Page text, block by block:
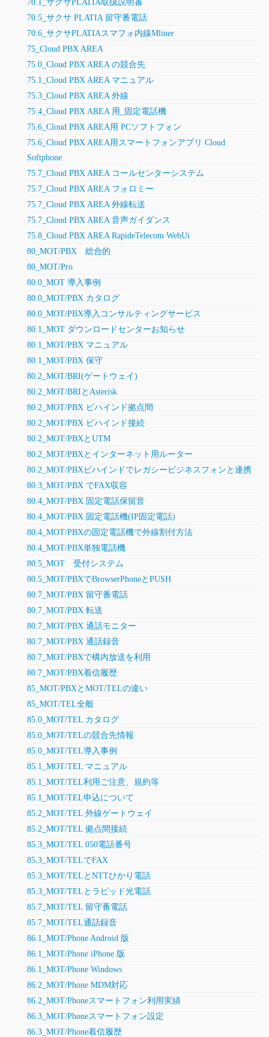
70.1_サクサPLATIA取扱説明書
70.5_サクサ PLATIA 留守番電話
70.6_サクサPLATIAスマフォ内線Mliner
75_Cloud PBX AREA
75.0_Cloud PBX AREA の競合先
75.1_Cloud PBX AREA マニュアル
75.3_Cloud PBX AREA 外線
75.4_Cloud PBX AREA 用_固定電話機
75.6_Cloud PBX AREA用 PCソフトフォン
75.6_Cloud PBX AREA用スマートフォンアプリ Cloud
Softphone
75.7_Cloud PBX AREA コールセンターシステム
75.7_Cloud PBX AREA フォロミー
75.7_Cloud PBX AREA 外線転送
75.7_Cloud PBX AREA 音声ガイダンス
75.8_Cloud PBX AREA RapideTelecom WebUi
80_MOT/PBX 総合的
80_MOT/Pro
80.0_MOT 導入事例
80.0_MOT/PBX カタログ
80.0_MOT/PBX導入コンサルティングサービス
80.1_MOT ダウンロードセンターお知らせ
80.1_MOT/PBX マニュアル
80.1_MOT/PBX 保守
80.2_MOT/BRI(ゲートウェイ)
80.2_MOT/BRIとAsterisk
80.2_MOT/PBX ビハインド拠点間
80.2_MOT/PBX ビハインド接続
80.2_MOT/PBXとUTM
80.2_MOT/PBXとインターネット用ルーター
80.2_MOT/PBXビハインドでレガシービジネスフォンと連携
80.3_MOT/PBX でFAX収容
80.4_MOT/PBX 固定電話保留音
80.4_MOT/PBX 固定電話機(IP固定電話)
80.4_MOT/PBXの固定電話機で外線割付方法
80.4_MOT/PBX単独電話機
80.5_MOT 受付システム
80.5_MOT/PBXでBrowserPhoneとPUSH
80.7_MOT/PBX 留守番電話
80.7_MOT/PBX 転送
80.7_MOT/PBX 通話モニター
80.7_MOT/PBX 通話録音
80.7_MOT/PBXで構内放送を利用
80.7_MOT/PBX着信履歴
85_MOT/PBXとMOT/TELの違い
85_MOT/TEL全般
85.0_MOT/TEL カタログ
85.0_MOT/TELの競合先情報
85.0_MOT/TEL導入事例
85.1_MOT/TEL マニュアル
85.1_MOT/TEL利用ご注意、規約等
85.1_MOT/TEL申込について
85.2_MOT/TEL 外線ゲートウェイ
85.2_MOT/TEL 拠点間接続
85.3_MOT/TEL 050電話番号
85.3_MOT/TELでFAX
85.3_MOT/TELとNTTひかり電話
85.3_MOT/TELとラピッド光電話
85.7_MOT/TEL 留守番電話
85.7_MOT/TEL通話録音
86.1_MOT/Phone Android 版
86.1_MOT/Phone iPhone 版
86.1_MOT/Phone Windows
86.2_MOT/Phone MDM対応
86.2_MOT/Phoneスマートフォン利用実績
86.3_MOT/Phoneスマートフォン設定
86.3_MOT/Phone着信履歴